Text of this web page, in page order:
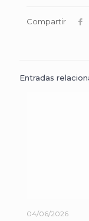
Compartir
Entradas
04/06/2026